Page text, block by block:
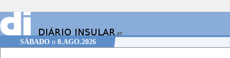
SÁBADOo 8.AGO.2026